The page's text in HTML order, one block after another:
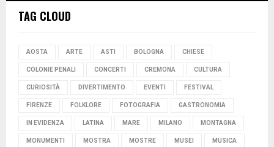
TAG CLOUD
AOSTA ARTE ASTI BOLOGNA CHIESE
COLONIE PENALI CONCERTI CREMONA CULTURA
CURIOSITÀ DIVERTIMENTO EVENTI FESTIVAL
FIRENZE FOLKLORE FOTOGRAFIA GASTRONOMIA
IN EVIDENZA LATINA MARE MILANO MONTAGNA
MONUMENTI MOSTRA MOSTRE MUSEI MUSICA